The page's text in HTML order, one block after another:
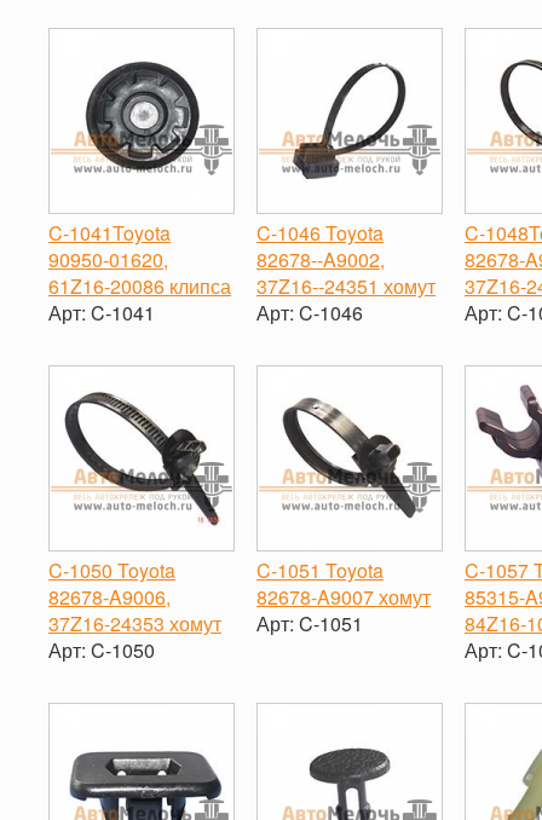
C-1041Toyota
90950-01620,
61Z16-20086 клипса
Арт: C-1041
-
+
C-1046 Toyota
82678-‐A9002,
37Z16-‐24351 хомут
Арт: C-1046
-
+
C-
Арт: C-
-
C-1050 Toyota
82678‐A9006,
37Z16‐24353 хомут
Арт: C-1050
-
+
C-1051 Toyota
82678‐A9007 хомут
Арт: C-1051
C-1057
85315-
84Z16-
Арт: C-
-